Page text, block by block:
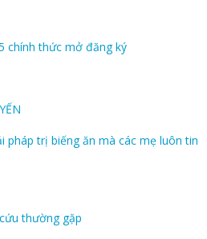
chính thức mở đăng ký
pháp trị biếng ăn mà các mẹ luôn tin
thường gặp